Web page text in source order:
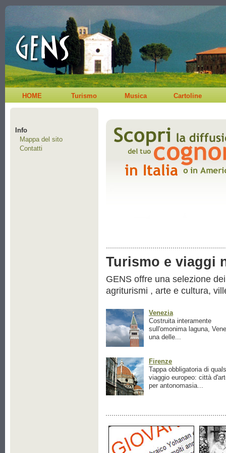
HOME Turismo Musica Cartoline
Info
Mappa del sito
Contatti
Turismo e viaggi
GENS offre una selezione
agriturismi , arte e cultura,
Venezia
Costruita interamente
sull'omonima laguna,
una delle...
Firenze
Tappa obbligatoria di
viaggio europeo: città
per antonomasia...